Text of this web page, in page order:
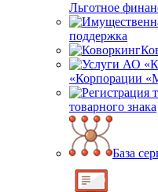
Льготное
поддержка
«Корпорации
товарного знака
База